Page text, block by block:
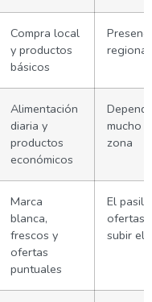
Compra local
y productos
básicos
regional
Alimentación
diaria y
productos
económicos
mucho
zona
Marca
blanca,
frescos y
ofertas
puntuales
El
ofertas
subir el